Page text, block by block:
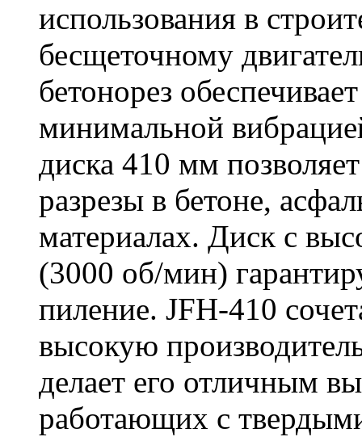
использования в
бесщеточному
бетонорез
минимальной
диска 410 мм
разрезы в бетоне,
материалах. Диск с
(3000 об/мин)
пиление. JFH-410
высокую
делает его отличным
работающих с